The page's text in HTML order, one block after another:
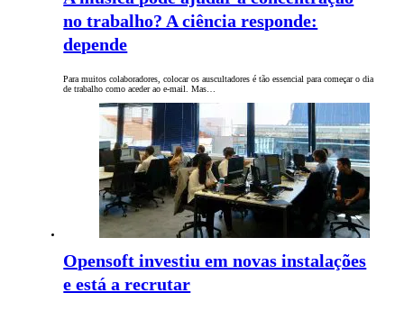
no trabalho? A ciência responde:
depende
Para muitos colaboradores, colocar os auscultadores é tão essencial para começar o dia
de trabalho como aceder ao e-mail. Mas…
Opensoft investiu em novas instalações
e está a recrutar